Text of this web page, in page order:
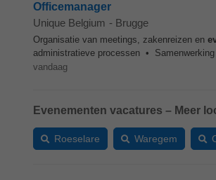
Officemanager
Unique Belgium - Brugge
Organisatie van meetings, zakenreizen en
administratieve processen •
vandaag
Evenementen vacatures – Meer
Roeselare Waregem